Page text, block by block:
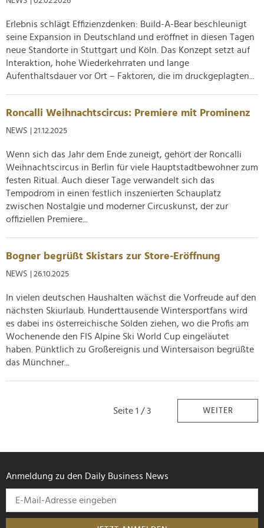
weiteren Daten zusammen, die Sie ihnen bereitgestellt
haben oder die sie im Rahmen Ihrer Nutzung der Dienste
gesammelt haben.
Erlebnis schlägt Effizienzdenken: Build-A-Bear beschleunigt
seine Expansion in Deutschland und eröffnet in diesen Tagen
neue Standorte in Stuttgart und Köln. Das Konzept setzt auf
Interaktion, hohe Wiederkehrraten und lange
Aufenthaltsdauer vor Ort – Faktoren, die im druckgeplagten...
Roncalli Weihnachtscircus: Premiere mit Prominenz
NEWS | 21.12.2025
Wenn sich das Jahr dem Ende zuneigt, gehört der Roncalli
Weihnachtscircus in Berlin für viele Hauptstadtbewohner zum
festen Ritual. Auch dieser Tage verwandelt sich das
Tempodrom in einen festlich inszenierten Schauplatz
zwischen Nostalgie und moderner Circuskunst, der zur
offiziellen Premiere...
Bogner begrüßt Skistars zur Store-Eröffnung
NEWS | 26.10.2025
In vielen deutschen Haushalten wächst die Vorfreude auf den
nächsten Skiurlaub. Hunderttausende Wintersportfans wird
es dabei ins österreichische Sölden ziehen, wo die Profis am
Wochenende den FIS Alpine Ski World Cup eingeläutet
haben. Pünktlich zu Großereignis und Wintersaison begrüßte
das Münchner...
Seite 1 / 3 WEITER
Anmeldung zu den Daily Business News